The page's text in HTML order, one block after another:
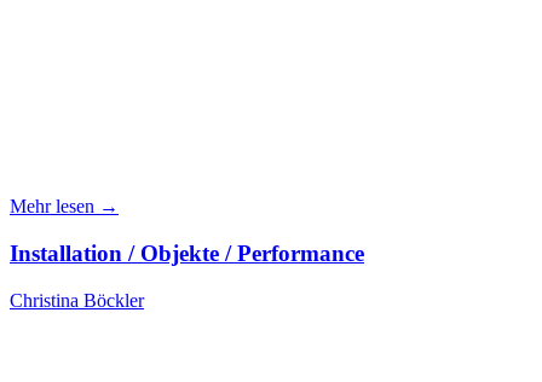
Mehr lesen →
Installation / Objekte / Performance
Christina Böckler